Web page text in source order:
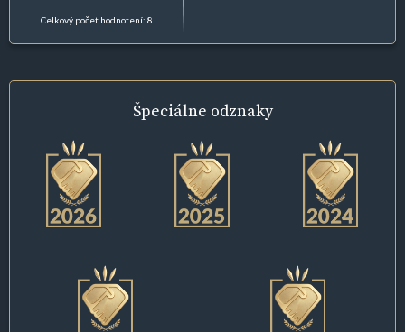
Celkový počet hodnotení: 8
Špeciálne odznaky